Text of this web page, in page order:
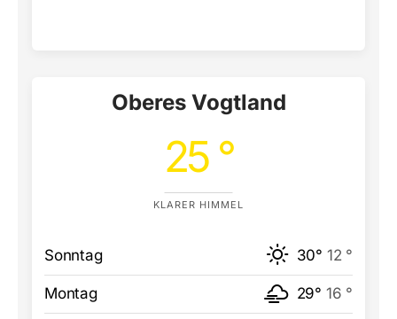
Oberes Vogtland
25 °
KLARER HIMMEL
Sonntag 30° 12 °
Montag 29° 16 °